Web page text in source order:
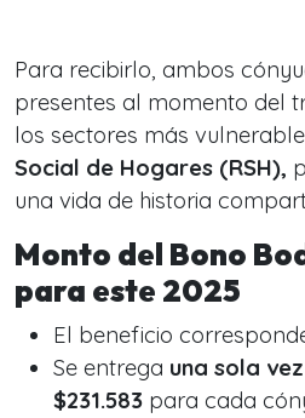
Para recibirlo, ambos
presentes al momento del
los sectores más
Social de Hogares (RSH),
una vida de historia
Monto del Bono
para este 2025
El beneficio
Se entrega una sola vez
$231.583 para cada